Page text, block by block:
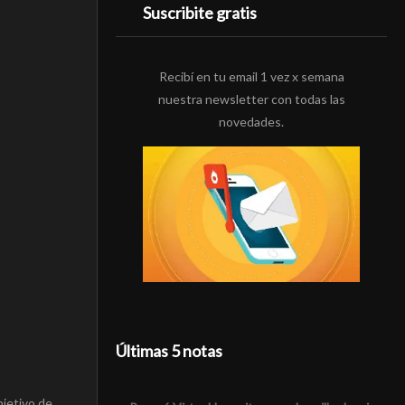
Suscribite gratis
Recibí en tu email 1 vez x semana
nuestra newsletter con todas las
novedades.
Últimas 5 notas